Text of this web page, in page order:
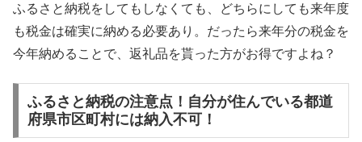
ふるさと納税をしてもしなくても、どちらにしても来年度
も税金は確実に納める必要あり。だったら来年分の税金を
今年納めることで、返礼品を貰った方がお得ですよね？
ふるさと納税の注意点！自分が住んでいる都道
府県市区町村には納入不可！